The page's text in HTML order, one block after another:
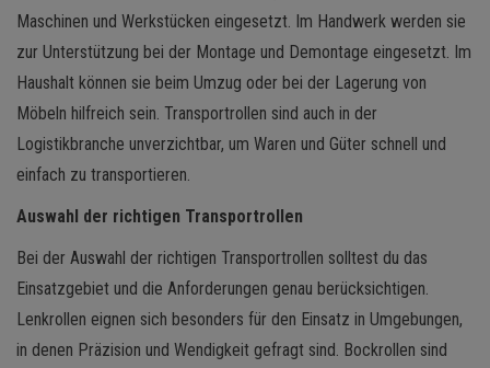
Maschinen und Werkstücken eingesetzt. Im Handwerk werden sie
zur Unterstützung bei der Montage und Demontage eingesetzt. Im
Haushalt können sie beim Umzug oder bei der Lagerung von
Möbeln hilfreich sein. Transportrollen sind auch in der
Logistikbranche unverzichtbar, um Waren und Güter schnell und
einfach zu transportieren.
Auswahl der richtigen Transportrollen
Bei der Auswahl der richtigen Transportrollen solltest du das
Einsatzgebiet und die Anforderungen genau berücksichtigen.
Lenkrollen eignen sich besonders für den Einsatz in Umgebungen,
in denen Präzision und Wendigkeit gefragt sind. Bockrollen sind